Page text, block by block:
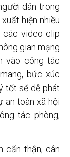
dân trong
hiện nhiều
các video clip
gian mạng
vào công tác
bức xúc
tốt sẽ dễ phát
an toàn xã hội
tác phòng,
cẩn thận, cân